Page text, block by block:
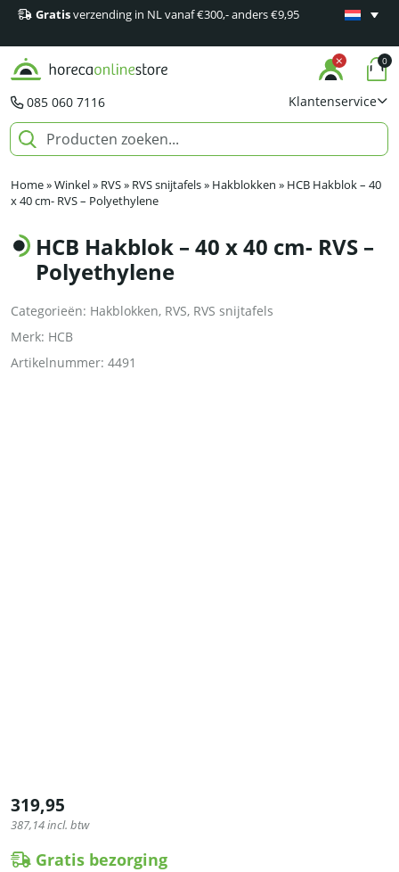
Gratisverzending in NL vanaf €300,- anders €9,95
Minimaal
085 060 7116 Klantenservice
0
Home»Winkel» RVS» RVS snijtafels» Hakblokken » HCB Hakblok – 40
x 40 cm- RVS – Polyethylene
HCB Hakblok – 40 x 40 cm- RVS –
Polyethylene
Categorieën: Hakblokken, RVS, RVS snijtafels
Merk: HCB
Artikelnummer: 4491
319,95
387,14incl. btw
Gratis bezorging